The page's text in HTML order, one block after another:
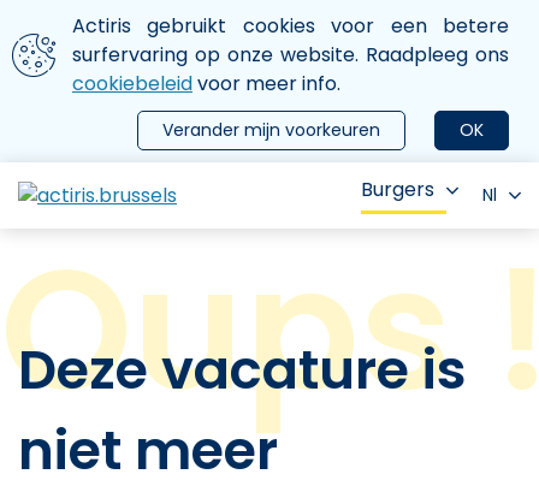
Aller au contenu principal
We gebruiken cookies
Actiris gebruikt cookies voor een betere
surfervaring op onze website. Raadpleeg ons
cookiebeleidvoor meer info.
OK
Verander mijn voorkeuren
le menu
Burgers Nl
Deze vacature is
niet meer